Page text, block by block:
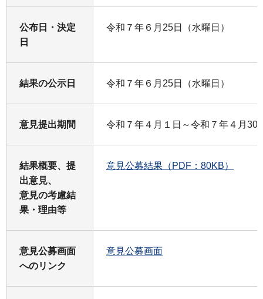
公布日・決定
日
令和７年６月25日（水曜日）
結果の公示日 令和７年６月25日（水曜日）
意見提出期間 令和７年４月１日～令和７年４月30
結果概要、提
出意見、
意見の考慮結
果・理由等
意見公募結果（PDF：80KB）
意見公募画面
へのリンク
意見公募画面